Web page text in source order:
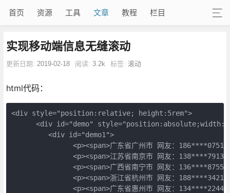
首页 资源 工具 文章 教程 栏目
实现移动端信息无缝滚动
更新日期: 2019-02-18 阅读: 3.2k 标签: 滚动
html代码：
<div style="position:relative; height:5rem">
<div id="demo"
         <div id="demo1">
<p><span>广东省广州市 网友：
<p><span>江苏省南京市 网友：
<p><span>广西省南宁市 网友：
<p><span>浙江省杭州市 网友：
<p><span>广东省惠州市 网友：